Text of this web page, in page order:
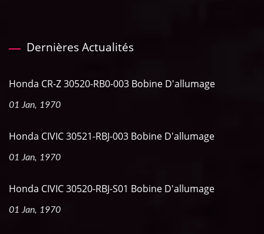
Dernières Actualités
Honda CR-Z 30520-RB0-003 Bobine D'allumage
01 Jan, 1970
Honda CIVIC 30521-RBJ-003 Bobine D'allumage
01 Jan, 1970
Honda CIVIC 30520-RBJ-S01 Bobine D'allumage
01 Jan, 1970